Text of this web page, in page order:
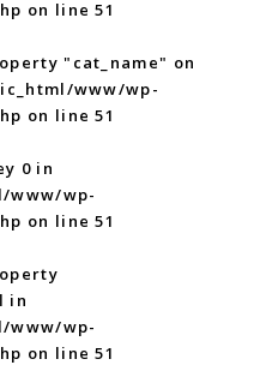
on line51
"cat_name" on
www/wp-
on line51
0 in
www/wp-
on line51
in
www/wp-
on line51